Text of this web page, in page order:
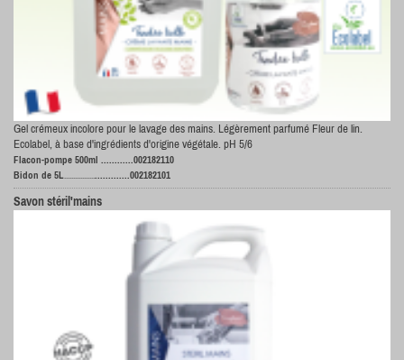
Gel crémeux incolore pour le lavage des mains. Légèrement parfumé Fleur de lin.
Ecolabel, à base d'ingrédients d'origine végétale. pH 5/6
Flacon-pompe 500ml ............002182110
Bidon de 5L................. .............002182101
Savon stéril'mains